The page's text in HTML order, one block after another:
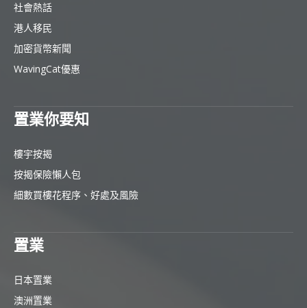
社會熱話
港人移民
加密貨幣新聞
WavingCat優惠
置業你要知
樓宇按揭
按揭保險懶人包
細數買樓花程序、好處及風險
置業
日本置業
澳洲置業